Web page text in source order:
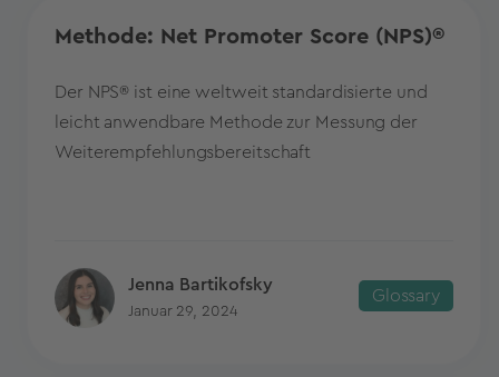
Methode: Net Promoter Score (NPS)®
Der NPS® ist eine weltweit standardisierte und
leicht anwendbare Methode zur Messung der
Weiterempfehlungsbereitschaft
Jenna Bartikofsky
Januar 29, 2024
Glossary